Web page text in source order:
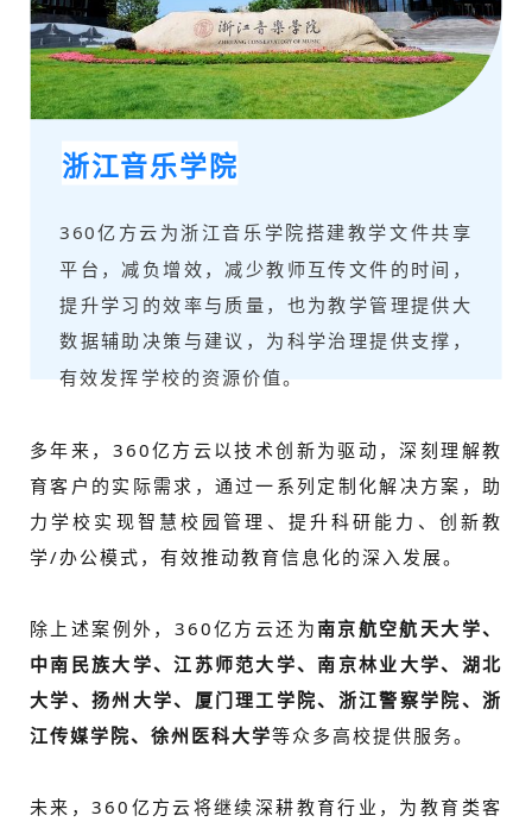
浙江音乐学院
360亿方云为浙江音乐学院搭建教学文件共享
平台，减负增效，减少教师互传文件的时间，
提升学习的效率与质量，也为教学管理提供大
数据辅助决策与建议，为科学治理提供支撑，
有效发挥学校的资源价值。
多年来，360亿方云以技术创新为驱动，深刻理解教
育客户的实际需求，通过一系列定制化解决方案，助
力学校实现智慧校园管理、提升科研能力、创新教
学/办公模式，有效推动教育信息化的深入发展。
除上述案例外，360亿方云还为南京航空航天大学、
中南民族大学、江苏师范大学、南京林业大学、湖北
大学、扬州大学、厦门理工学院、浙江警察学院、浙
江传媒学院、徐州医科大学等众多高校提供服务。
未来，360亿方云将继续深耕教育行业，为教育类客